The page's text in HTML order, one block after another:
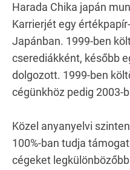
Harada Chika japán
Karrierjét egy
Japánban. 1999-ben
cserediákként, később
dolgozott. 1999-ben
cégünkhöz pedig 2003-
Közel anyanyelvi
100%-ban tudja
cégeket